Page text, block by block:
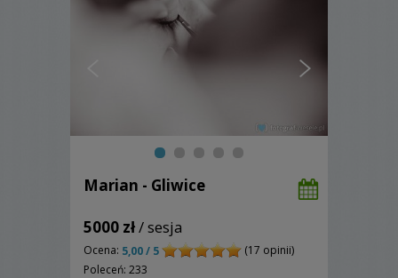
Marian - Gliwice
5000 zł/ sesja
Ocena: 5,00 / 5
(17 opinii)
Poleceń: 233